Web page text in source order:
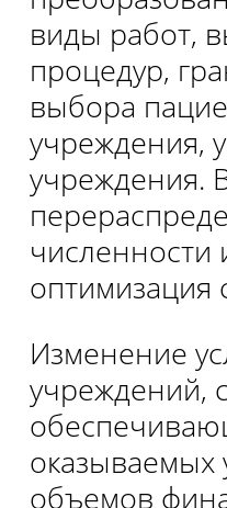
виды работ,
процедур,
выбора
учреждения,
учреждения.
численности
оптимизация
Изменение
учреждений,
оказываемых
объемов